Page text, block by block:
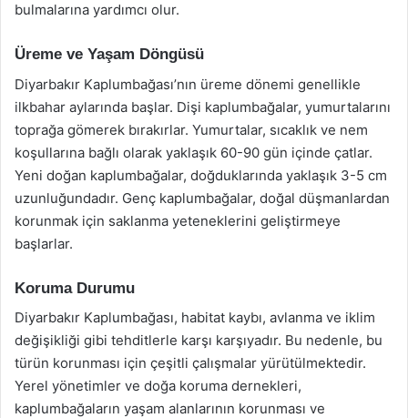
bulmalarına yardımcı olur.
Üreme ve Yaşam Döngüsü
Diyarbakır Kaplumbağası’nın üreme dönemi genellikle
ilkbahar aylarında başlar. Dişi kaplumbağalar, yumurtalarını
toprağa gömerek bırakırlar. Yumurtalar, sıcaklık ve nem
koşullarına bağlı olarak yaklaşık 60-90 gün içinde çatlar.
Yeni doğan kaplumbağalar, doğduklarında yaklaşık 3-5 cm
uzunluğundadır. Genç kaplumbağalar, doğal düşmanlardan
korunmak için saklanma yeteneklerini geliştirmeye
başlarlar.
Koruma Durumu
Diyarbakır Kaplumbağası, habitat kaybı, avlanma ve iklim
değişikliği gibi tehditlerle karşı karşıyadır. Bu nedenle, bu
türün korunması için çeşitli çalışmalar yürütülmektedir.
Yerel yönetimler ve doğa koruma dernekleri,
kaplumbağaların yaşam alanlarının korunması ve